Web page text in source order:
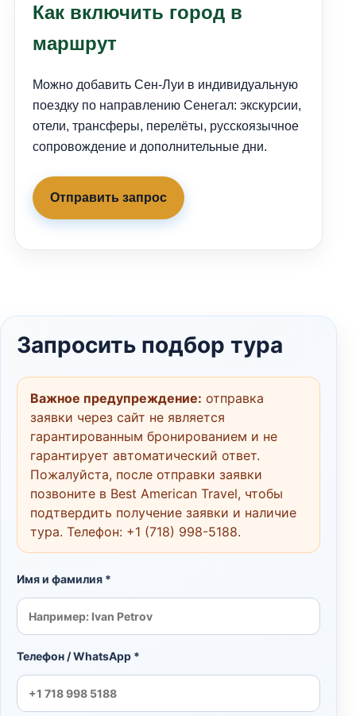
Как включить город в
маршрут
Можно добавить Сен-Луи в индивидуальную
поездку по направлению Сенегал: экскурсии,
отели, трансферы, перелёты, русскоязычное
сопровождение и дополнительные дни.
Отправить запрос
Запросить подбор тура
Важное предупреждение: отправка
заявки через сайт не является
гарантированным бронированием и не
гарантирует автоматический ответ.
Пожалуйста, после отправки заявки
позвоните в Best American Travel, чтобы
подтвердить получение заявки и наличие
тура. Телефон: +1 (718) 998-5188.
Имя и фамилия *
Телефон / WhatsApp *